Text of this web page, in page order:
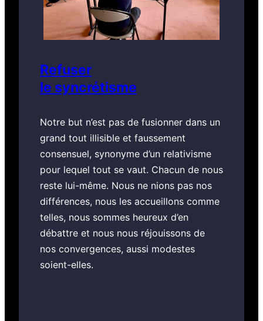
Refuser
le syncrétisme
Notre but n’est pas de fusionner dans un
grand tout illisible et faussement
consensuel, synonyme d’un relativisme
pour lequel tout se vaut. Chacun de nous
reste lui-même. Nous ne nions pas nos
différences, nous les accueillons comme
telles, nous sommes heureux d’en
débattre et nous nous réjouissons de
nos convergences, aussi modestes
soient-elles.